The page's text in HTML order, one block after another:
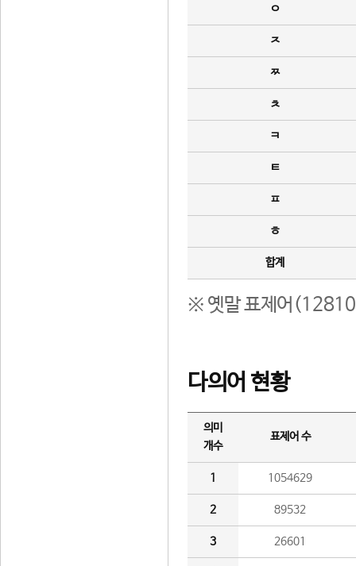
ㅇ
ㅈ
ㅉ
ㅊ
ㅋ
ㅌ
ㅍ
ㅎ
합계
※ 옛말 표제어(12810
다의어 현황
의미
개수
표제어 수
1 1054629
2 89532
3 26601